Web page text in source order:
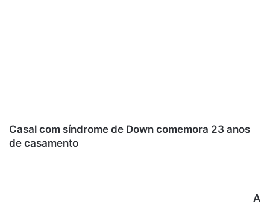
Casal com síndrome de Down comemora 23 anos
de casamento
A